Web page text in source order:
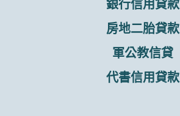
銀行信用貸款
房地二胎貸款
軍公教信貸
代書信用貸款